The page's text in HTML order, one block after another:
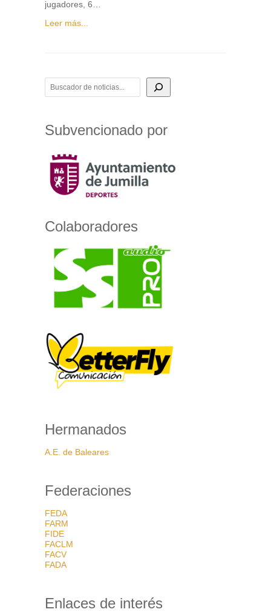
jugadores, 6…
Leer más...
BUSCADOR DE NOTICIAS
Subvencionado por
Colaboradores
Hermanados
A.E. de Baleares
Federaciones
FEDA
FARM
FIDE
FACLM
FACV
FADA
Enlaces de interés